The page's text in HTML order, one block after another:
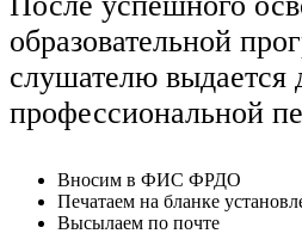
образовательной
слушателю выдается
профессиональной
Вносим в ФИС ФРДО
Печатаем на бланке
Высылаем по почте